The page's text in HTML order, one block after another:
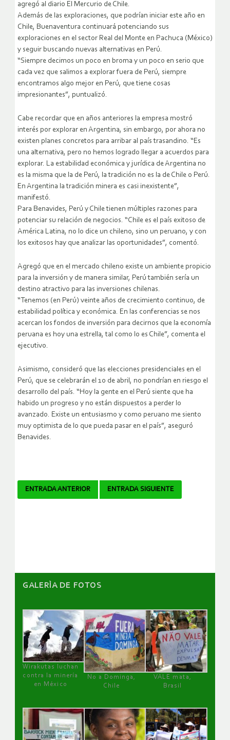
agregó al diario El Mercurio de Chile.
Además de las exploraciones, que podrían iniciar este año en
Chile, Buenaventura continuará potenciando sus
exploraciones en el sector Real del Monte en Pachuca (México)
y seguir buscando nuevas alternativas en Perú.
“Siempre decimos un poco en broma y un poco en serio que
cada vez que salimos a explorar fuera de Perú, siempre
encontramos algo mejor en Perú, que tiene cosas
impresionantes”, puntualizó.
Cabe recordar que en años anteriores la empresa mostró
interés por explorar en Argentina, sin embargo, por ahora no
existen planes concretos para arribar al país trasandino. “Es
una alternativa, pero no hemos logrado llegar a acuerdos para
explorar. La estabilidad económica y jurídica de Argentina no
es la misma que la de Perú, la tradición no es la de Chile o Perú.
En Argentina la tradición minera es casi inexistente”,
manifestó.
Para Benavides, Perú y Chile tienen múltiples razones para
potenciar su relación de negocios. “Chile es el país exitoso de
América Latina, no lo dice un chileno, sino un peruano, y con
los exitosos hay que analizar las oportunidades”, comentó.
Agregó que en el mercado chileno existe un ambiente propicio
para la inversión y de manera similar, Perú también sería un
destino atractivo para las inversiones chilenas.
“Tenemos (en Perú) veinte años de crecimiento continuo, de
estabilidad política y económica. En las conferencias se nos
acercan los fondos de inversión para decirnos que la economía
peruana es hoy una estrella, tal como lo es Chile”, comenta el
ejecutivo.
Asimismo, consideró que las elecciones presidenciales en el
Perú, que se celebrarán el 10 de abril, no pondrían en riesgo el
desarrollo del país. “Hoy la gente en el Perú siente que ha
habido un progreso y no están dispuestos a perder lo
avanzado. Existe un entusiasmo y como peruano me siento
muy optimista de lo que pueda pasar en el país”, aseguró
Benavides.
Navegador
ENTRADA ANTERIOR ENTRADA SIGUIENTE
GALERÌA DE FOTOS
Wirakutas luchan
contra la minería
en México
No a Dominga,
Chile
VALE mata,
Brasil